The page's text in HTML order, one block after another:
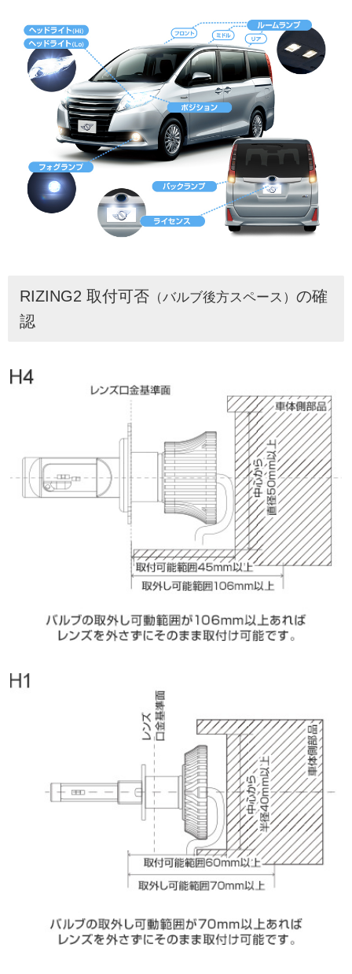
RIZING2 取付可否 （バルブ後方スペース） の確
認